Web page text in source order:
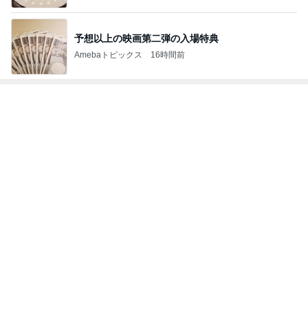
予想以上の映画第二弾の入場特典
Amebaトピックス 16時間前